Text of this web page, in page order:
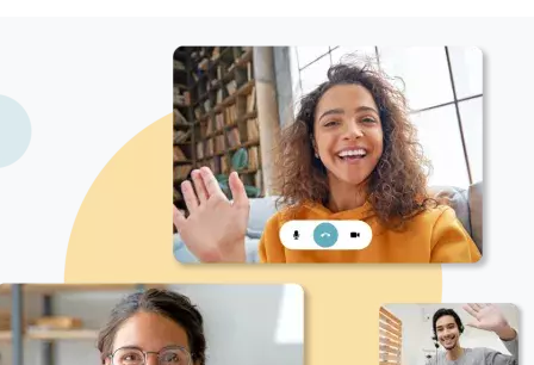
Universität Eichstätt (Deutschland) (Deutsch als
Fremdsprache), 2015 Promotion in Germanistik und
arabische Literatur an der Al-Azhar-Universität;
2012−2015 Lektorin für Deutsch als Fremdsprache an
der philosophischen Fakultät der South Valley
Universität; seit 2022 Junior-Professorin für
modernen deutsche Literatur, seit 2015 Dozentin für
die deutsche Literatur an der Al-Alsun-Fakultät der
Sohag-Universität und Mitglied für die Erasmus+
Forschungsprojekte XCELING ; seit 2015 Mitglied der
Fleißergesellschaft (Ingolstadt).